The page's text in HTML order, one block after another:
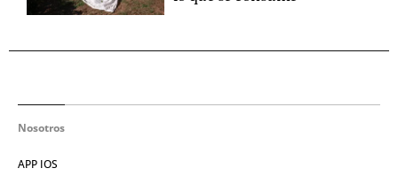
Nosotros
APP IOS